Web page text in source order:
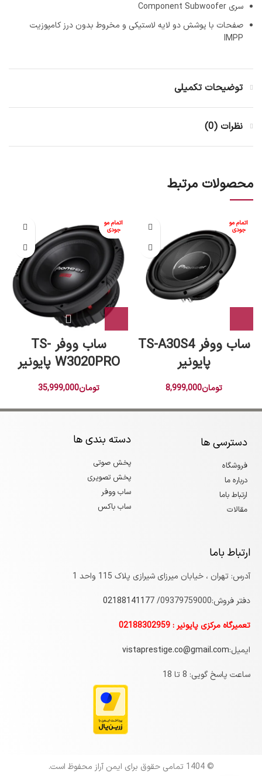
سری Component Subwoofer
صفحات با پوشش دو لایه لاستیکی و مخروط بدون درز کامپوزیت
IMPP
توضیحات تکمیلی
نظرات (0)
محصولات مرتبط
اتمام مو
جودی
ساب ووفر TS-A30S4
پایونیر
تومان8,999,000
اتمام مو
جودی
ساب ووفر TS-
W3020PRO پایونیر
تومان35,999,000
دسترسی ها
فروشگاه
درباره ما
ارتباط باما
مقالات
دسته بندی ها
پخش صوتی
پخش تصویری
ساب ووفر
ساب باکس
ارتباط باما
آدرس: تهران ، خیابان میرزای شیرازی پلاک 115 واحد 1
دفتر فروش:09379759000/
02188141177
تعمیرگاه مرکزی پایونیر : 02188302959
ایمیل:vistaprestige.co@gmail.com
ساعت پاسخ گویی: 8 تا 18
© 1404 تمامی حقوق برای ایمن آراز محفوظ است.